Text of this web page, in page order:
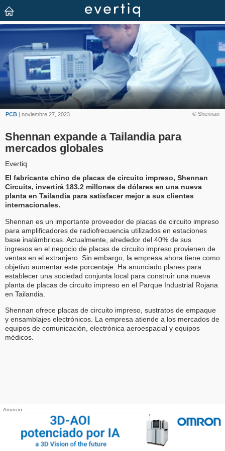
© Shennan
PCB | noviembre 27, 2023
Shennan expande a Tailandia para
mercados globales
Evertiq
El fabricante chino de placas de circuito impreso, Shennan
Circuits, invertirá 183.2 millones de dólares en una nueva
planta en Tailandia para satisfacer mejor a sus clientes
internacionales.
Shennan es un importante proveedor de placas de circuito impreso
para amplificadores de radiofrecuencia utilizados en estaciones
base inalámbricas. Actualmente, alrededor del 40% de sus
ingresos en el negocio de placas de circuito impreso provienen de
ventas en el extranjero. Sin embargo, la empresa ahora tiene como
objetivo aumentar este porcentaje. Ha anunciado planes para
establecer una sociedad conjunta local para construir una nueva
planta de placas de circuito impreso en el Parque Industrial Rojana
en Tailandia.
Shennan ofrece placas de circuito impreso, sustratos de empaque
y ensamblajes electrónicos. La empresa atiende a los mercados de
equipos de comunicación, electrónica aeroespacial y equipos
médicos.
Anuncio